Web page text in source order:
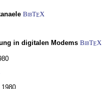
BibTEX
in digitalen Modems BibTEX